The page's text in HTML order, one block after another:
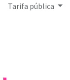
Tarifa pública